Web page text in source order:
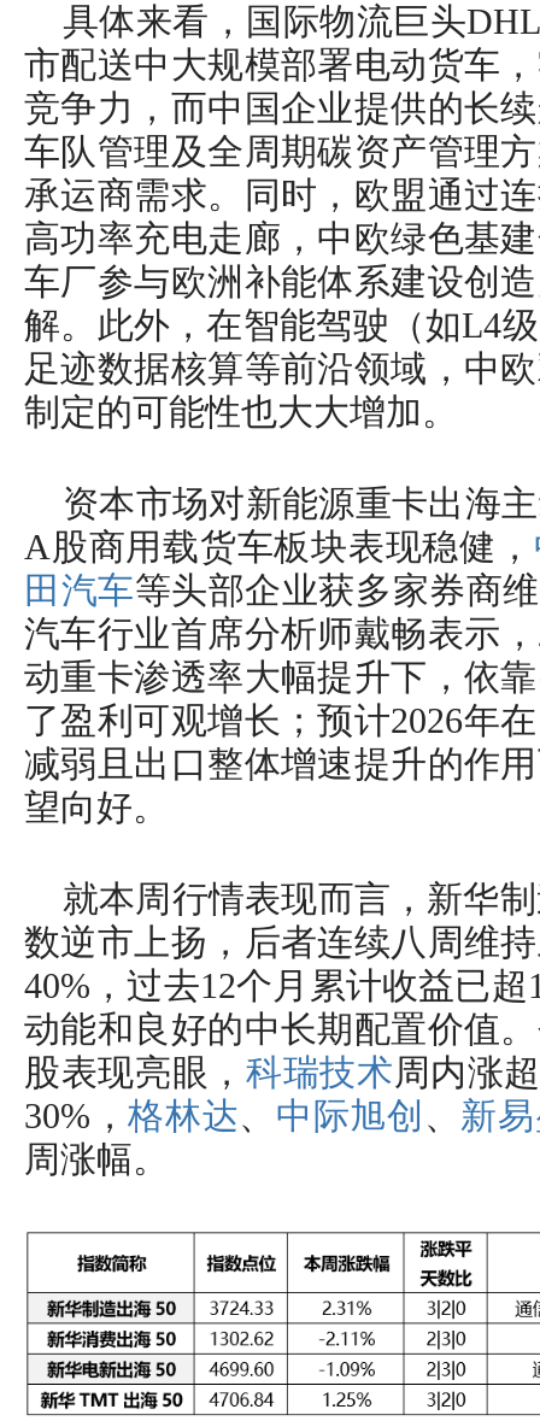
具体来看，国际物流巨头
市配送中大规模部署电动货车
竞争力，而中国企业提供的长
车队管理及全周期碳资产管理
承运商需求。同时，欧盟通过
高功率充电走廊，中欧绿色基
车厂参与欧洲补能体系建设创
解。此外，在智能驾驶（如L4
足迹数据核算等前沿领域，中
制定的可能性也大大增加。
资本市场对新能源重卡出海
A股商用载货车板块表现稳健，
田汽车等头部企业获多家券商
汽车行业首席分析师戴畅表示
动重卡渗透率大幅提升下，依
了盈利可观增长；预计2026年
减弱且出口整体增速提升的作
望向好。
就本周行情表现而言，新华
数逆市上扬，后者连续八周维
40%，过去12个月累计收益已
动能和良好的中长期配置价值
股表现亮眼， 科瑞技术周内涨
30%，格林达、 中际旭创 、 新
周涨幅。